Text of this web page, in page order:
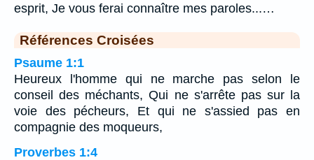
esprit, Je vous ferai connaître mes paroles...…
Références Croisées
Psaume 1:1
Heureux l'homme qui ne marche pas selon le
conseil des méchants, Qui ne s'arrête pas sur la
voie des pécheurs, Et qui ne s'assied pas en
compagnie des moqueurs,
Proverbes 1:4